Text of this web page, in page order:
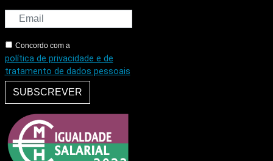
Concordo com a
política de privacidade e de
tratamento de dados pessoais
SUBSCREVER